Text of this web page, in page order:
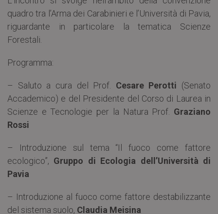
quadro tra l’Arma dei Carabinieri e l’Università di Pavia,
riguardante in particolare la tematica Scienze
Forestali.
Programma:
– Saluto a cura del Prof. Cesare Perotti (Senato
Accademico) e del Presidente del Corso di Laurea in
Scienze e Tecnologie per la Natura Prof. Graziano
Rossi
– Introduzione sul tema “Il fuoco come fattore
ecologico”, Gruppo di Ecologia dell’Università di
Pavia
– Introduzione al fuoco come fattore destabilizzante
del sistema suolo, Claudia Meisina